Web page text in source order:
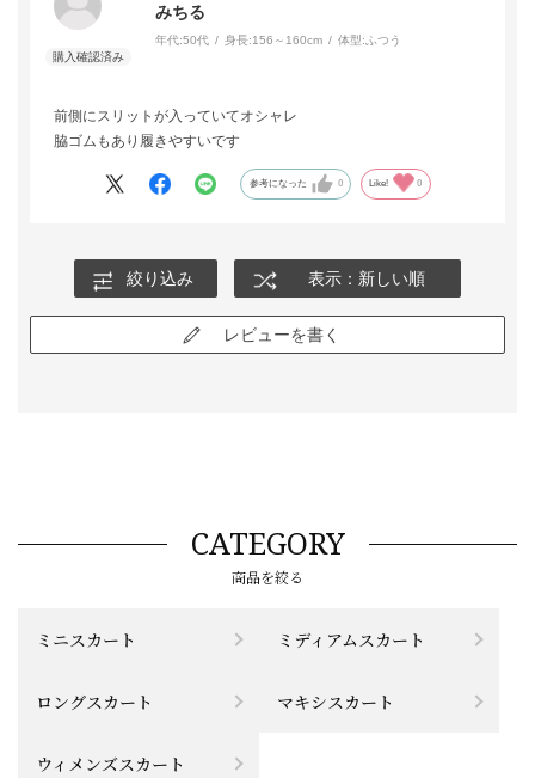
みちる
年代:50代 身長:156～160cm 体型: ふつう
前側にスリットが入っていてオシャレ
脇ゴムもあり履きやすいです
参考になった 0 Like! 0
絞り込み 表示：新しい順
レビューを書く
CATEGORY
商品を絞る
ミニスカート ミディアムスカート
ロングスカート マキシスカート
ウィメンズスカート